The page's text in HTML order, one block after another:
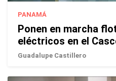
PANAMÁ
Ponen en marcha
eléctricos en el
Guadalupe Castillero